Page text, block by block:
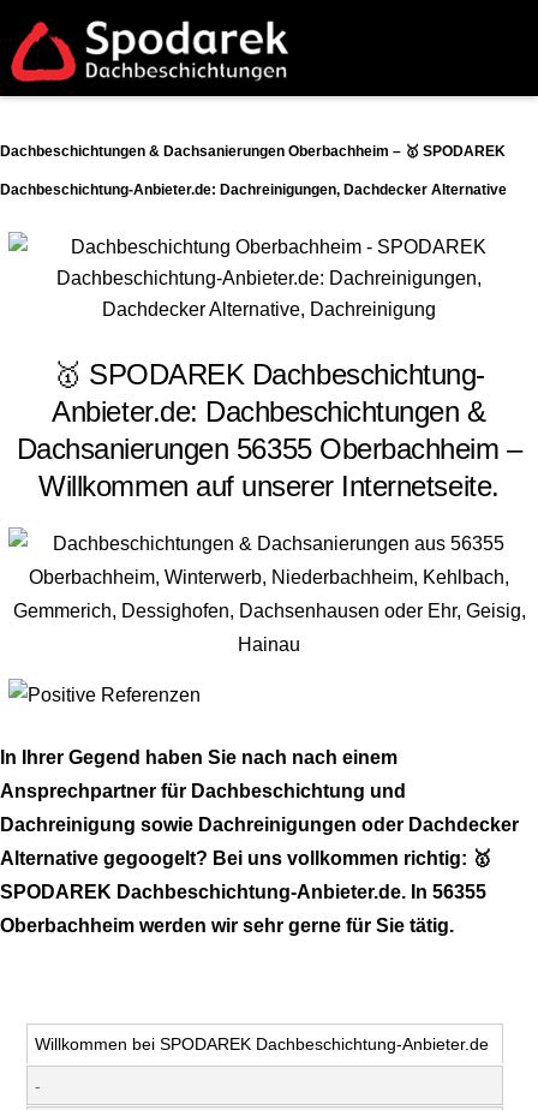
Dachbeschichtungen & Dachsanierungen Oberbachheim – 🥇 SPODAREK
Dachbeschichtung-Anbieter.de: Dachreinigungen, Dachdecker Alternative
🥇 SPODAREK Dachbeschichtung-
Anbieter.de: Dachbeschichtungen &
Dachsanierungen 56355 Oberbachheim –
Willkommen auf unserer Internetseite.
In Ihrer Gegend haben Sie nach nach einem
Ansprechpartner für Dachbeschichtung und
Dachreinigung sowie Dachreinigungen oder Dachdecker
Alternative gegoogelt? Bei uns vollkommen richtig: 🥇
SPODAREK Dachbeschichtung-Anbieter.de. In 56355
Oberbachheim werden wir sehr gerne für Sie tätig.
Willkommen bei SPODAREK Dachbeschichtung-Anbieter.de
-